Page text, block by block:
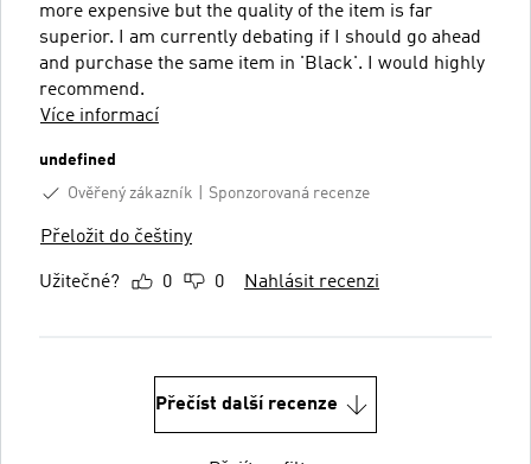
more expensive but the quality of the item is far
superior. I am currently debating if I should go ahead
and purchase the same item in 'Black'. I would highly
recommend.
Více informací
undefined
Ověřený zákazník
Sponzorovaná recenze
Přeložit do češtiny
Užitečné? 0 0 Nahlásit recenzi
Přečíst další recenze